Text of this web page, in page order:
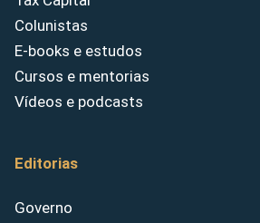
Colunistas
E-books e estudos
Cursos e mentorias
Vídeos e podcasts
Editorias
Governo